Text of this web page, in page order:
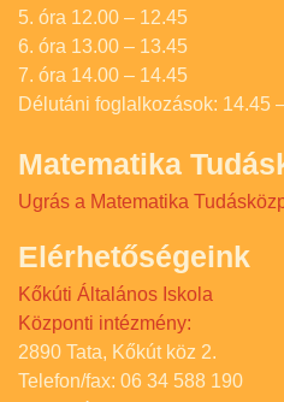
5. óra 12.00 – 12.45
6. óra 13.00 – 13.45
7. óra 14.00 – 14.45
Délutáni foglalkozások: 14.45
Matematika
Ugrás a Matematika
Elérhetőségeink
Kőkúti Általános Iskola
Központi intézmény:
2890 Tata, Kőkút köz 2.
Telefon/fax: 06 34 588 190